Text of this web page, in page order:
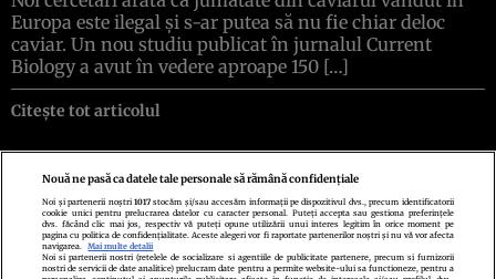
Europa este ilegal și s-ar putea să nu fie chiar deloc
caviar. Un nou studiu publicat în jurnalul Current
Biology a avut în vedere aproape 150 […]
Citește tot articolul
Politica de confidenţialitate Politica de cookiesTermeni şi condiţii
Echipa redacționalăContactSetări Cookies
Nouă ne pasă ca datele tale personale să rămână confidențiale
Noi și partenerii noștri1017 stocăm și/sau accesăm informații pe dispozitivul dvs., precum identificatorii
cookie unici pentru prelucrarea datelor cu caracter personal. Puteți accepta sau gestiona preferințele
dvs. făcând clic mai jos, respectiv vă puteți opune utilizării unui interes legitim în orice moment pe
pagina cu politica de confidențialitate. Aceste alegeri vor fi raportate partenerilor noștri și nu vă vor afecta
navigarea.
Mai multe detalii
Noi si partenerii nostri (retelele de socializare si agentiile de publicitate partenere, precum si furnizorii
nostri de servicii de date analitice) prelucram date pentru a permite website-ului sa functioneze, pentru a